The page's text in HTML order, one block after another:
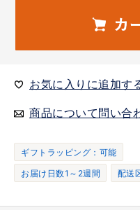
お気に入りに追加す
商品について問い合
ギフトラッピング：可能
お届け日数1～2週間
配送